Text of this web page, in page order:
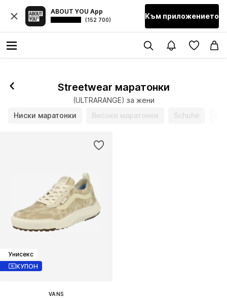
ABOUT YOU App
(152 700) Към приложението
Streetwear маратонки
(ULTRARANGE) за жени
Ниски маратонки
Високи маратонки Schuhe
Унисекс
КУПОН
VANS